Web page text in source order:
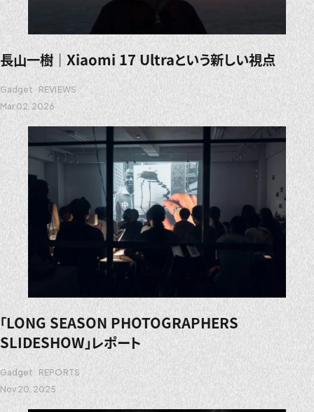
長山一樹｜Xiaomi 17 Ultraという新しい視点
Gadget
REVIEWS
Mar 02. 2026
「LONG SEASON PHOTOGRAPHERS
SLIDESHOW」レポート
Gadget
REPORTS
Nov 20. 2025